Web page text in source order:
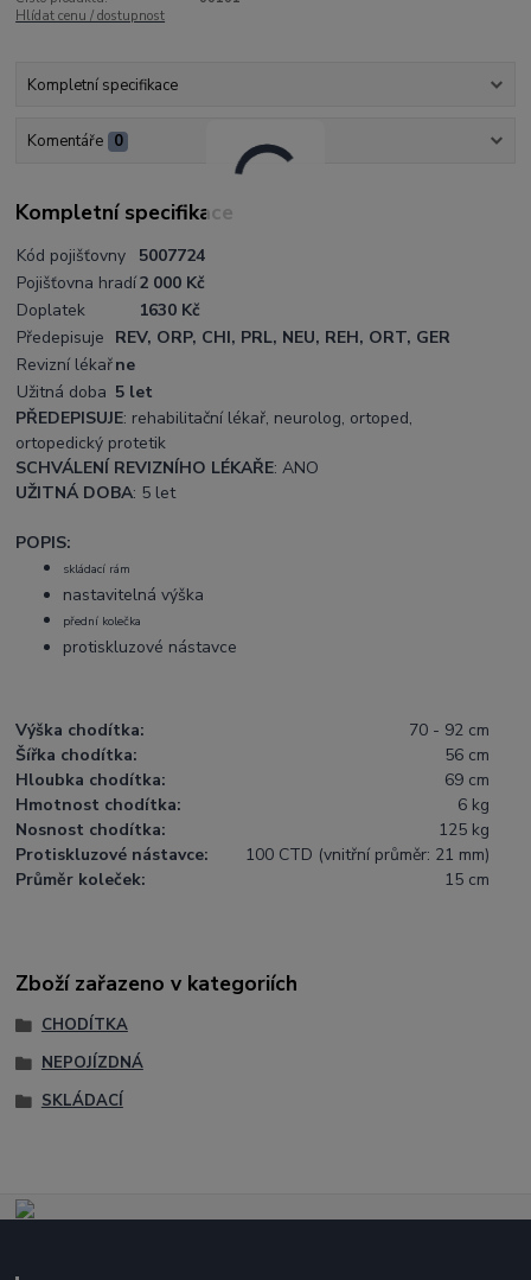
Hlídat cenu / dostupnost
Kompletní specifikace
Komentáře 0
Kompletní specifikace
Kód pojišťovny
5007724
Pojišťovna hradí2 000 Kč
Doplatek
1630 Kč
Předepisuje REV, ORP, CHI, PRL, NEU, REH, ORT, GER
Revizní lékařne
Užitná doba 5 let
PŘEDEPISUJE: rehabilitační lékař, neurolog, ortoped,
ortopedický protetik
SCHVÁLENÍ REVIZNÍHO LÉKAŘE: ANO
UŽITNÁ DOBA: 5 let
POPIS:
skládací rám
nastavitelná výška
přední kolečka
protiskluzové nástavce
Výška chodítka:
70 - 92 cm
Šířka chodítka:
56 cm
Hloubka chodítka:
69 cm
Hmotnost chodítka:
6 kg
Nosnost chodítka:
125 kg
Protiskluzové nástavce:
100 CTD (vnitřní průměr: 21 mm)
Průměr koleček:
15 cm
Zboží zařazeno v kategoriích
CHODÍTKA
NEPOJÍZDNÁ
SKLÁDACÍ